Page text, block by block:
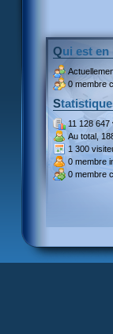
Qui est
0 membre
11 128 647
Au total,
1 300
0 membre
0 membre